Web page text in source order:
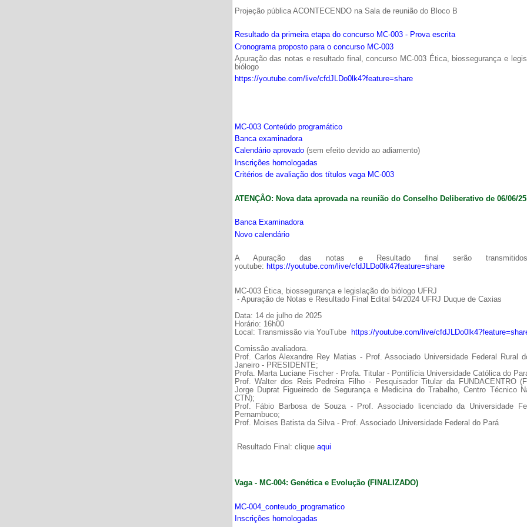
Projeção pública ACONTECENDO na Sala de reunião do Bloco B
Resultado da primeira etapa do concurso MC-003 - Prova escrita
Cronograma proposto para o concurso MC-003
Apuração das notas e resultado final, concurso MC-003 Ética, biossegurança e
biólogo
https://youtube.com/live/cfdJLDo0lk4?feature=share
MC-003 Conteúdo programático
Banca examinadora
Calendário aprovado(sem efeito devido ao adiamento)
Inscrições homologadas
Critérios de avaliação dos títulos vaga MC-003
ATENÇÂO: Nova data aprovada na reunião do Conselho Deliberativo de 06/06/25
Banca Examinadora
Novo calendário
A Apuração das notas e Resultado final serão
youtube: https://youtube.com/live/cfdJLDo0lk4?feature=share
MC-003 Ética, biossegurança e legislação do biólogo UFRJ
- Apuração de Notas e Resultado Final Edital 54/2024 UFRJ Duque de Caxias
Data: 14 de julho de 2025
Horário: 16h00
Local: Transmissão via YouTube
https://youtube.com/live/
Comissão avaliadora.
Prof. Carlos Alexandre Rey Matias - Prof. Associado Universidade Federal Rural
Janeiro - PRESIDENTE;
Profa. Marta Luciane Fischer - Profa. Titular - Pontifícia Universidade Católica do
Prof. Walter dos Reis Pedreira Filho - Pesquisador Titular da FUNDACENTRO
Jorge Duprat Figueiredo de Segurança e Medicina do Trabalho, Centro Técnico
CTN);
Prof. Fábio Barbosa de Souza - Prof. Associado licenciado da Universidade
Pernambuco;
Prof. Moises Batista da Silva - Prof. Associado Universidade Federal do Pará
Resultado Final: clique aqui
Vaga - MC-004: Genética e Evolução (FINALIZADO)
MC-004_conteudo_programatico
Inscrições homologadas